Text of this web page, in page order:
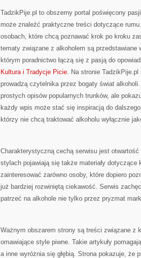
TadzikPije.pl to obszerny portal poświęcony
może znaleźć praktyczne treści dotyczące
osobach, które chcą poznawać krok po kroku
tematy związane z alkoholem są przedstawiane
którym poradnictwo łączą się z pasją do
Kultura i Tradycje Picie. Na stronie
prowadzą czytelnika przez bogaty świat
prostych opisów popularnych trunków, ale
każdy wpis może stać się inspiracją do
którzy nie chcą traktować alkoholu wyłącznie
Charakterystyczną cechą serwisu jest
stylach pojawiają się także materiały
zainteresować zarówno osoby, które dopiero
już bardziej rozwiniętą ciekawość. Serwis
patrzeć na alkohole nie tylko przez pryzmat
Ważnym obszarem strony są treści związane z
omawiające style piwne. Takie artykuły
a inne wyróżnia się głębią. Strona pokazuje, że